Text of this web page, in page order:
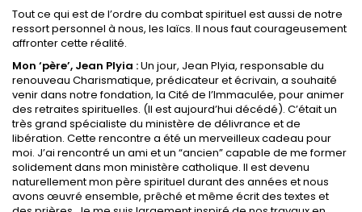
Tout ce qui est de l’ordre du combat spirituel est aussi de notre
ressort personnel à nous, les laïcs. Il nous faut courageusement
affronter cette réalité.
Mon ‘père’, Jean Plyia :Un jour, Jean Plyia, responsable du
renouveau Charismatique, prédicateur et écrivain, a souhaité
venir dans notre fondation, la Cité de l’Immaculée, pour animer
des retraites spirituelles. (Il est aujourd’hui décédé). C’était un
très grand spécialiste du ministère de délivrance et de
libération. Cette rencontre a été un merveilleux cadeau pour
moi. J’ai rencontré un ami et un “ancien” capable de me former
solidement dans mon ministère catholique. Il est devenu
naturellement mon père spirituel durant des années et nous
avons œuvré ensemble, prêché et même écrit des textes et